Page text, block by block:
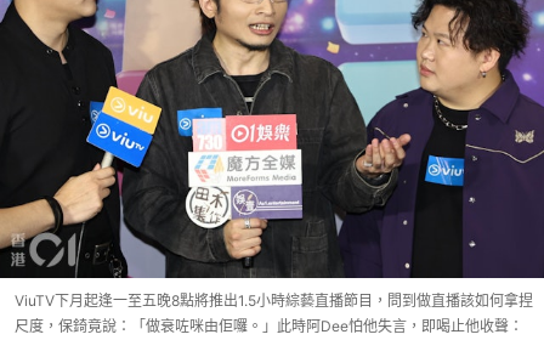
ViuTV下月起逢一至五晚8點將推出1.5小時綜藝直播節目，問到做直播該如何拿捏
尺度，保錡竟說：「做衰咗咪由佢囉。」此時阿Dee怕他失言，即喝止他收聲：